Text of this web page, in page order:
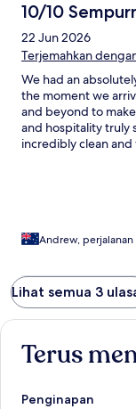
10/10
22 Jun 2026
Terjemahkan
We had an
the moment we
and beyond to
and hospitality truly
incredibly clean
Andrew, perjalanan
Lihat semua 3
Terus
Penginapan